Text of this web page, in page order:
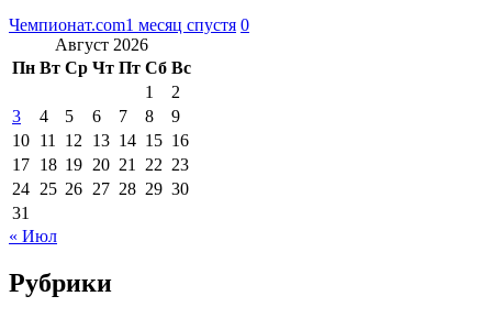
Чемпионат.com1 месяц спустя 0
Август 2026
Пн Вт Ср Чт Пт Сб Вс
1
2
3
4 5 6 7 8
9
10 11 12 13 14 15 16
17 18 19 20 21 22 23
24 25 26 27 28 29 30
31
« Июл
Рубрики